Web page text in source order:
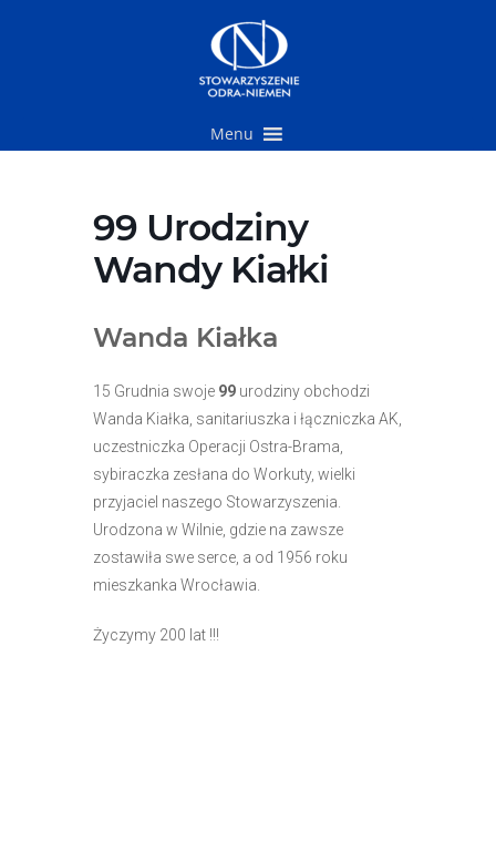
Menu
99 Urodziny
Wandy Kiałki
Wanda Kiałka
15 Grudnia swoje 99 urodziny obchodzi
Wanda Kiałka, sanitariuszka i łączniczka AK,
uczestniczka Operacji Ostra-Brama,
sybiraczka zesłana do Workuty, wielki
przyjaciel naszego Stowarzyszenia.
Urodzona w Wilnie, gdzie na zawsze
zostawiła swe serce, a od 1956 roku
mieszkanka Wrocławia.
Życzymy 200 lat !!!